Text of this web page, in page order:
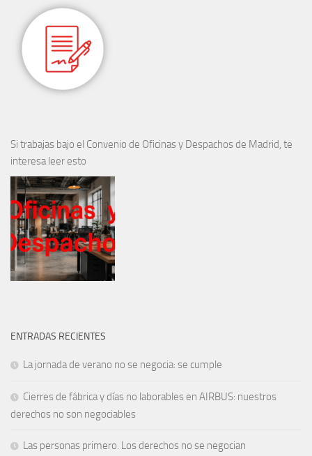
Si trabajas bajo el Convenio de Oficinas y Despachos de Madrid, te
interesa leer esto
ENTRADAS RECIENTES
La jornada de verano no se negocia: se cumple
Cierres de fábrica y días no laborables en AIRBUS: nuestros
derechos no son negociables
Las personas primero. Los derechos no se negocian